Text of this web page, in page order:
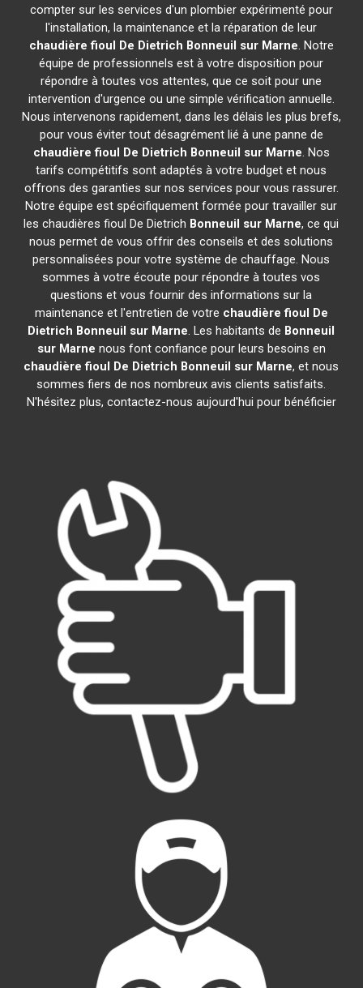
compter sur les services d'un plombier expérimenté pour
l'installation, la maintenance et la réparation de leur
chaudière fioul De Dietrich Bonneuil sur Marne. Notre
équipe de professionnels est à votre disposition pour
répondre à toutes vos attentes, que ce soit pour une
intervention d'urgence ou une simple vérification annuelle.
Nous intervenons rapidement, dans les délais les plus brefs,
pour vous éviter tout désagrément lié à une panne de
chaudière fioul De Dietrich Bonneuil sur Marne. Nos
tarifs compétitifs sont adaptés à votre budget et nous
offrons des garanties sur nos services pour vous rassurer.
Notre équipe est spécifiquement formée pour travailler sur
les chaudières fioul De Dietrich Bonneuil sur Marne, ce qui
nous permet de vous offrir des conseils et des solutions
personnalisées pour votre système de chauffage. Nous
sommes à votre écoute pour répondre à toutes vos
questions et vous fournir des informations sur la
maintenance et l'entretien de votre chaudière fioul De
Dietrich Bonneuil sur Marne. Les habitants de Bonneuil
sur Marne nous font confiance pour leurs besoins en
chaudière fioul De Dietrich Bonneuil sur Marne, et nous
sommes fiers de nos nombreux avis clients satisfaits.
N'hésitez plus, contactez-nous aujourd'hui pour bénéficier